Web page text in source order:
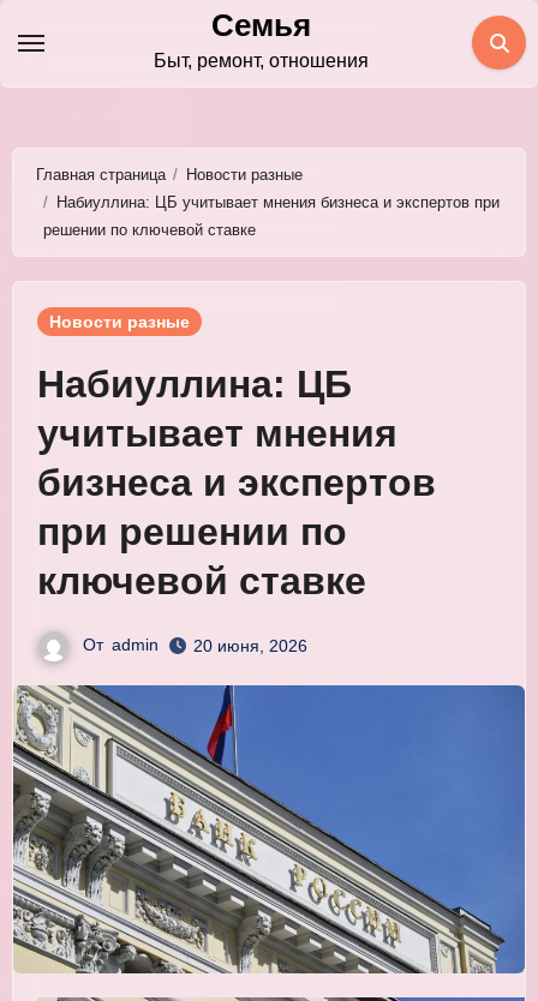
содержимому
Семья
Быт, ремонт, отношения
Главная страница
Новости разные
Набиуллина: ЦБ учитывает мнения бизнеса и экспертов при
решении по ключевой ставке
Новости разные
Набиуллина: ЦБ
учитывает мнения
бизнеса и экспертов
при решении по
ключевой ставке
От admin 20 июня, 2026